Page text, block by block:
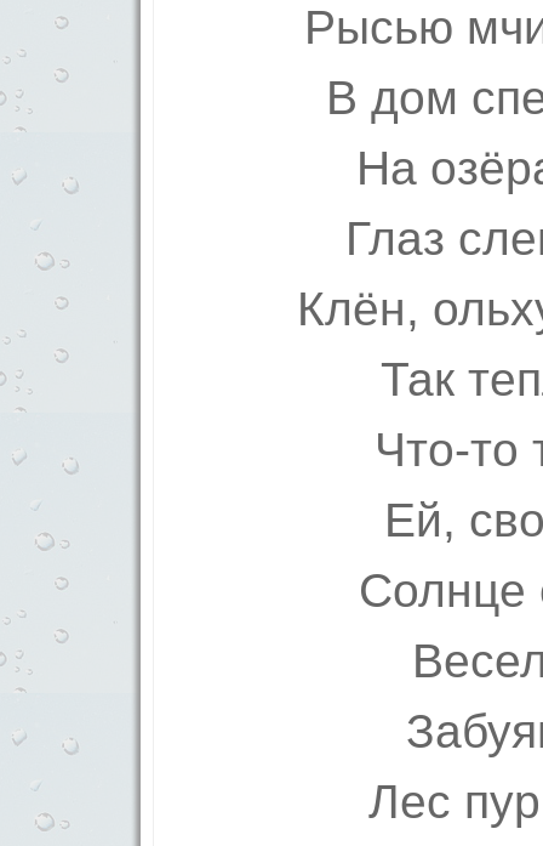
Рысью
В дом
На
Глаз
Клён,
Так
Что-то
Ей,
Солнце
Лес